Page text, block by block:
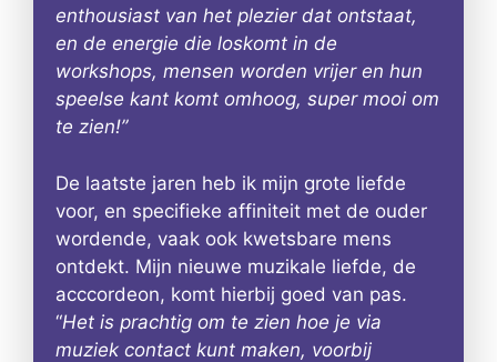
enthousiast van het plezier dat ontstaat,
en de energie die loskomt in de
workshops, mensen worden vrijer en hun
speelse kant komt omhoog, super mooi om
te zien!”
De laatste jaren heb ik mijn grote liefde
voor, en specifieke affiniteit met de ouder
wordende, vaak ook kwetsbare mens
ontdekt. Mijn nieuwe muzikale liefde, de
acccordeon, komt hierbij goed van pas.
“Het is prachtig om te zien hoe je via
muziek contact kunt maken, voorbij